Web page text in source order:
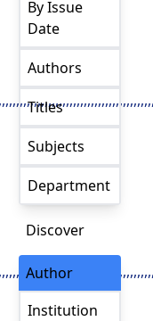
By Issue
Date
Authors
Titles
Subjects
Department
Discover
Author
Institution